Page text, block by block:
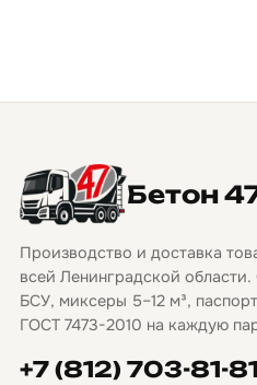
Бетон
Производство и доставка
всей Ленинградской области.
БСУ, миксеры 5–12 м³,
ГОСТ 7473-2010 на каждую
+7 (812) 703-81-81